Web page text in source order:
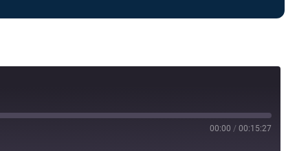
00:00 / 00:15:27